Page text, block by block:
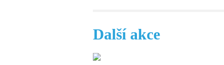
Další akce